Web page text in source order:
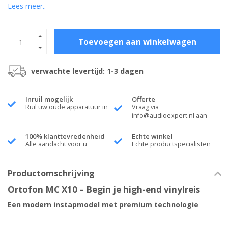
Lees meer..
Toevoegen aan winkelwagen
verwachte levertijd: 1-3 dagen
Inruil mogelijk
Ruil uw oude apparatuur in
Offerte
Vraag via
info@audioexpert.nl aan
100% klanttevredenheid
Alle aandacht voor u
Echte winkel
Echte productspecialisten
Productomschrijving
Ortofon MC X10 – Begin je high-end vinylreis
Een modern instapmodel met premium technologie